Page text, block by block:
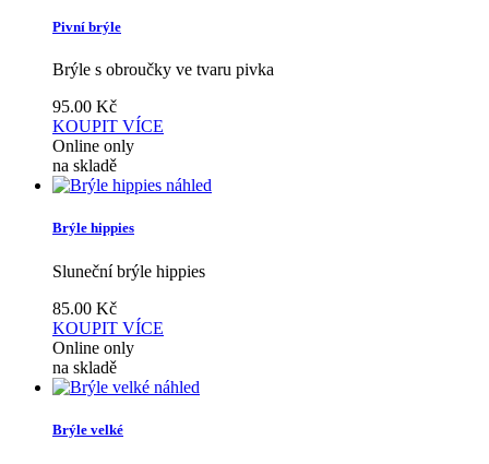
Pivní brýle
Brýle s obroučky ve tvaru pivka
95.00 Kč
KOUPIT VÍCE
Online only
na skladě
náhled
Brýle hippies
Sluneční brýle hippies
85.00 Kč
KOUPIT VÍCE
Online only
na skladě
náhled
Brýle velké